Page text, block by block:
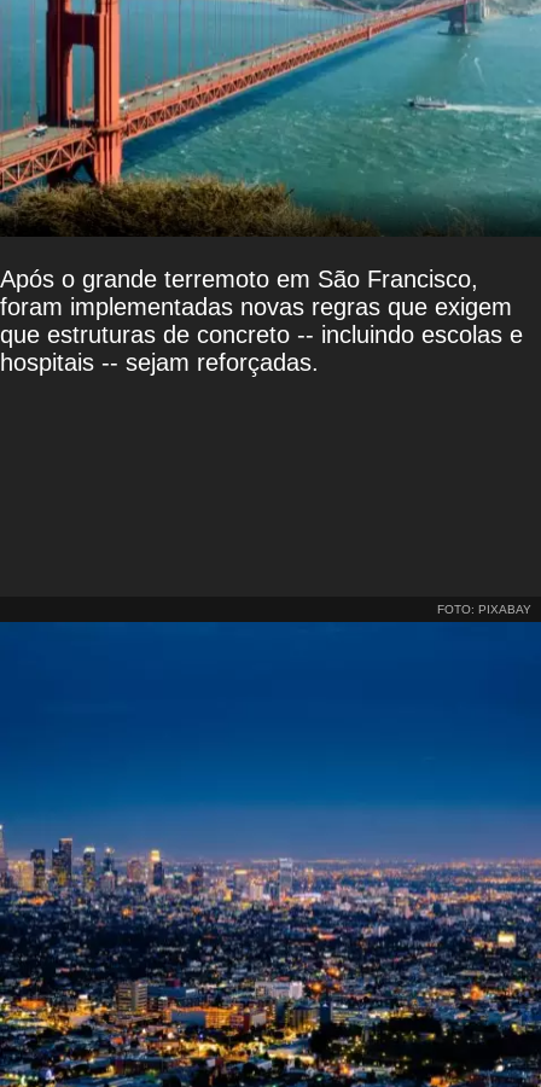
Após o grande terremoto em São Francisco,
foram implementadas novas regras que exigem
que estruturas de concreto -- incluindo escolas e
hospitais -- sejam reforçadas.
FOTO: PIXABAY